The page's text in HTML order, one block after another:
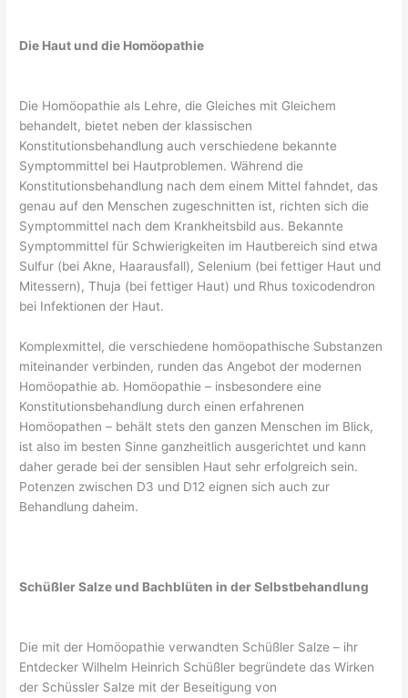
Die Haut und die Homöopathie
Die Homöopathie als Lehre, die Gleiches mit Gleichem
behandelt, bietet neben der klassischen
Konstitutionsbehandlung auch verschiedene bekannte
Symptommittel bei Hautproblemen. Während die
Konstitutionsbehandlung nach dem einem Mittel fahndet, das
genau auf den Menschen zugeschnitten ist, richten sich die
Symptommittel nach dem Krankheitsbild aus. Bekannte
Symptommittel für Schwierigkeiten im Hautbereich sind etwa
Sulfur (bei Akne, Haarausfall), Selenium (bei fettiger Haut und
Mitessern), Thuja (bei fettiger Haut) und Rhus toxicodendron
bei Infektionen der Haut.
Komplexmittel, die verschiedene homöopathische Substanzen
miteinander verbinden, runden das Angebot der modernen
Homöopathie ab. Homöopathie – insbesondere eine
Konstitutionsbehandlung durch einen erfahrenen
Homöopathen – behält stets den ganzen Menschen im Blick,
ist also im besten Sinne ganzheitlich ausgerichtet und kann
daher gerade bei der sensiblen Haut sehr erfolgreich sein.
Potenzen zwischen D3 und D12 eignen sich auch zur
Behandlung daheim.
Schüßler Salze und Bachblüten in der Selbstbehandlung
Die mit der Homöopathie verwandten Schüßler Salze – ihr
Entdecker Wilhelm Heinrich Schüßler begründete das Wirken
der Schüssler Salze mit der Beseitigung von